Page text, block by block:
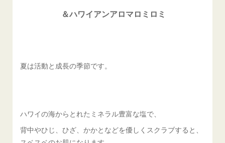
＆ハワイアンアロマロミロミ
夏は活動と成長の季節です。
ハワイの海からとれたミネラル豊富な塩で、
背中やひじ、ひざ、かかとなどを優しくスクラブすると、